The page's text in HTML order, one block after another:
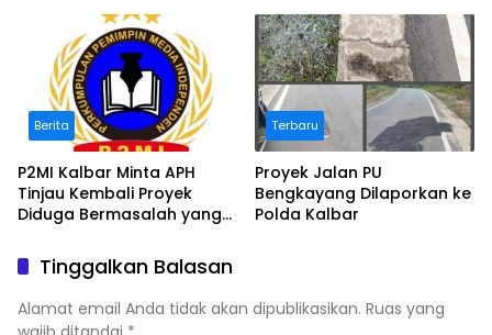
Bermasalah
Berita
P2MI Kalbar Minta APH
Tinjau Kembali Proyek
Diduga Bermasalah yang
Terbaru
Proyek Jalan PU
Bengkayang Dilaporkan ke
Polda Kalbar
Tinggalkan Balasan
Alamat email Anda tidak akan dipublikasikan. Ruas yang